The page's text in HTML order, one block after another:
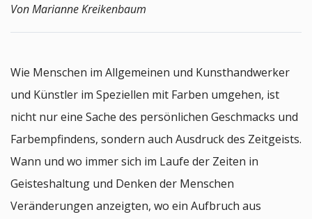
Von Marianne Kreikenbaum
Wie Menschen im Allgemeinen und Kunsthandwerker
und Künstler im Speziellen mit Farben umgehen, ist
nicht nur eine Sache des persönlichen Geschmacks und
Farbempfindens, sondern auch Ausdruck des Zeitgeists.
Wann und wo immer sich im Laufe der Zeiten in
Geisteshaltung und Denken der Menschen
Veränderungen anzeigten, wo ein Aufbruch aus